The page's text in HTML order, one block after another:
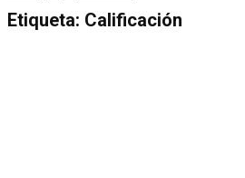
Etiqueta: Calificación